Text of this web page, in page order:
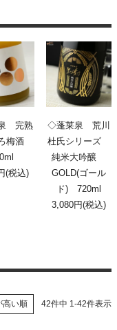
完熟
梅酒
(税込)
◇蓬莱泉 荒川
杜氏シリーズ
純米大吟醸
GOLD(ゴール
ド) 720ml
3,080円(税込)
高い順 42件中 1-42件表示